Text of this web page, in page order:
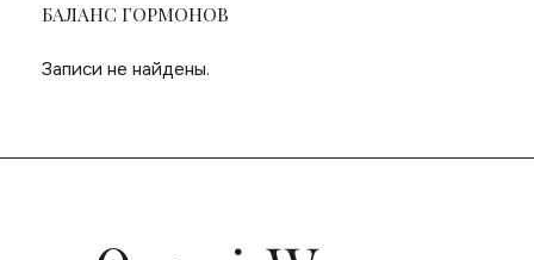
БАЛАНС ГОРМОНОВ
Записи не найдены.